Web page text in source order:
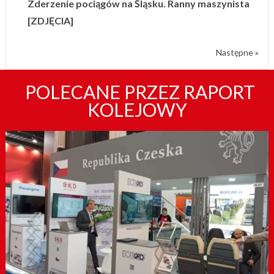
Zderzenie pociągów na Śląsku. Ranny maszynista
[ZDJĘCIA]
Następne »
POLECANE PRZEZ RAPORT
KOLEJOWY